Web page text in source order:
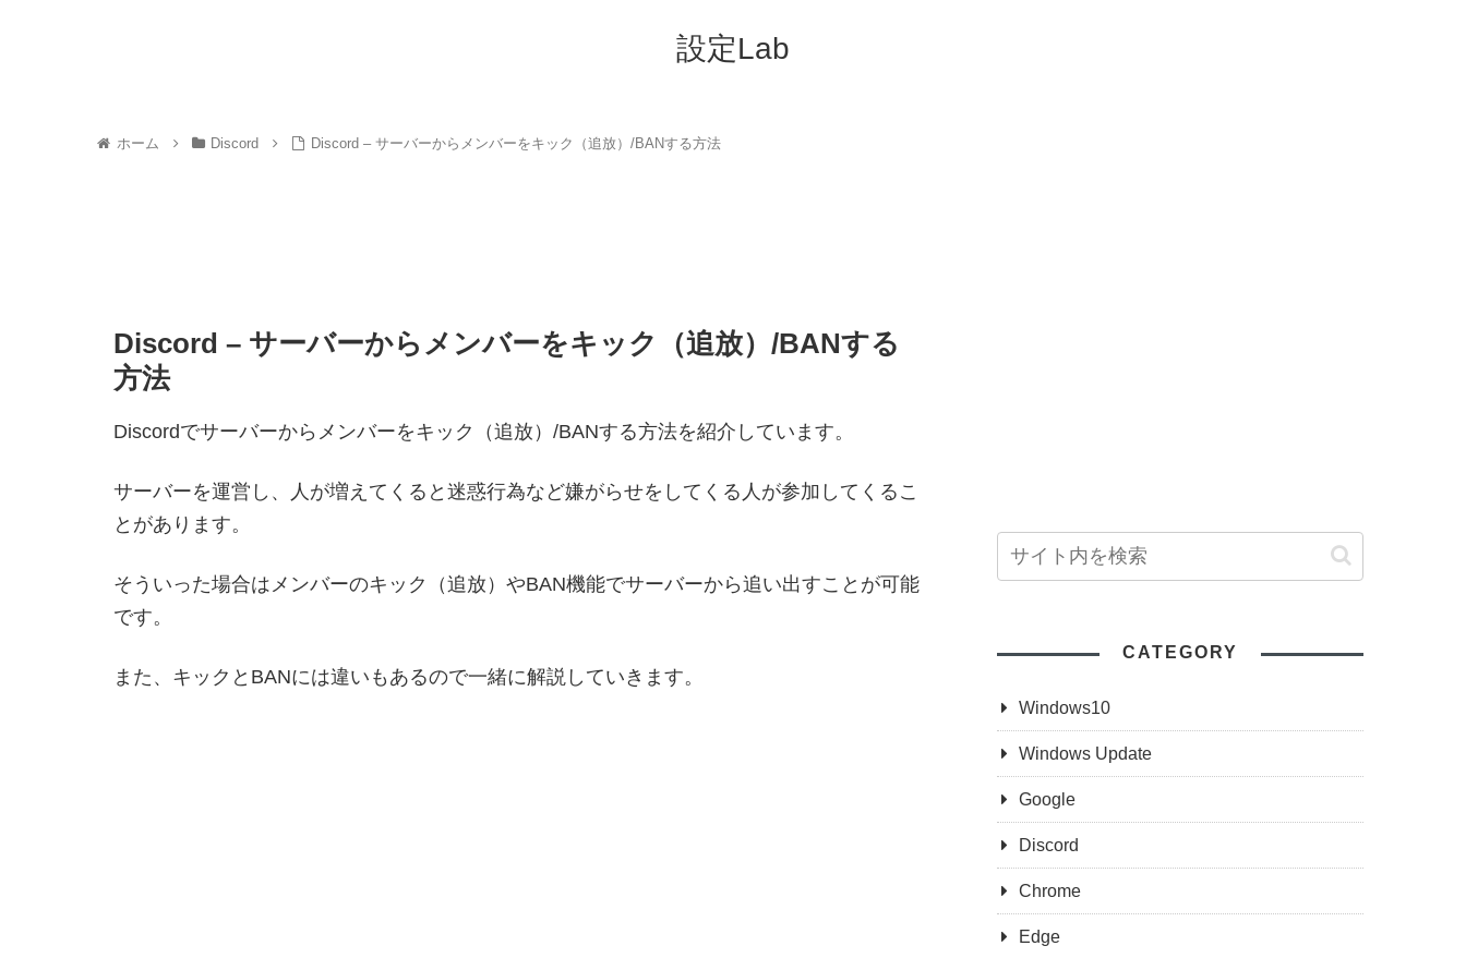
設定Lab
ホーム Discord Discord – サーバーからメンバーをキック（追放）/BANする方法
Discord – サーバーからメンバーをキック（追放）/BANする
方法
Discordでサーバーからメンバーをキック（追放）/BANする方法を紹介しています。
サーバーを運営し、人が増えてくると迷惑行為など嫌がらせをしてくる人が参加してくるこ
とがあります。
そういった場合はメンバーのキック（追放）やBAN機能でサーバーから追い出すことが可能
です。
また、キックとBANには違いもあるので一緒に解説していきます。
CATEGORY
Windows10
Windows Update
Google
Discord
Chrome
Edge